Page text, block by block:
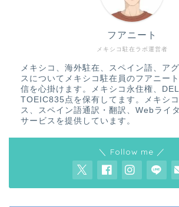
メキシコ駐在ラボ運営者
フアニート
メキシコ、海外駐在、スペイン語、ア
スについてメキシコ駐在員のフアニー
信を心掛けます。メキシコ永住権、
TOEIC835点を保有してます。メキシ
ス、スペイン語通訳・翻訳、Webライ
サービスを提供しています。
＼ Follow me ／